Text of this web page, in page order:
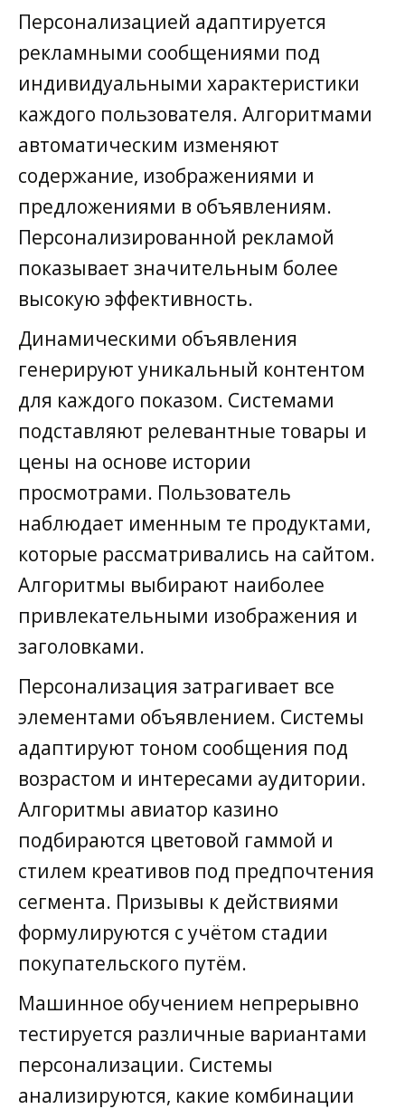
Персонализацией адаптируется
рекламными сообщениями под
индивидуальными характеристики
каждого пользователя. Алгоритмами
автоматическим изменяют
содержание, изображениями и
предложениями в объявлениям.
Персонализированной рекламой
показывает значительным более
высокую эффективность.
Динамическими объявления
генерируют уникальный контентом
для каждого показом. Системами
подставляют релевантные товары и
цены на основе истории
просмотрами. Пользователь
наблюдает именным те продуктами,
которые рассматривались на сайтом.
Алгоритмы выбирают наиболее
привлекательными изображения и
заголовками.
Персонализация затрагивает все
элементами объявлением. Системы
адаптируют тоном сообщения под
возрастом и интересами аудитории.
Алгоритмы авиатор казино
подбираются цветовой гаммой и
стилем креативов под предпочтения
сегмента. Призывы к действиями
формулируются с учётом стадии
покупательского путём.
Машинное обучением непрерывно
тестируется различные вариантами
персонализации. Системы
анализируются, какие комбинации